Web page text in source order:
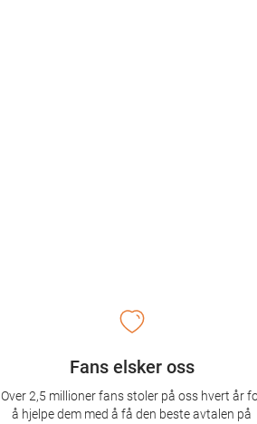
Fans elsker oss
Over 2,5 millioner fans stoler på oss hvert år
å hjelpe dem med å få den beste avtalen på